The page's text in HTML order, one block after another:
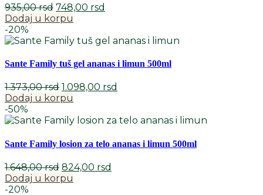
935,00rsd Originalna
cena
bila:
748,00 rsd
748,00 rsd.
Dodaj u korpu
-20%
Sante Family tuš gel ananas i limun 500ml
1.373,00rsd Originalna
cena
bila:
1.098,00 rsd
1.098,00 rsd.
Dodaj u korpu
-50%
Sante Family losion za telo ananas i limun 500ml
1.648,00rsd Originalna
cena
824,00 rsd
Dodaj u korpu
-20%